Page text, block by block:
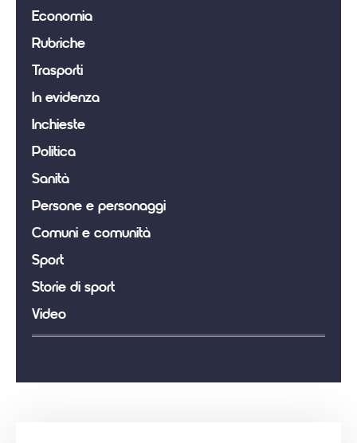
Economia
Rubriche
Trasporti
In evidenza
Inchieste
Politica
Sanità
Persone e personaggi
Comuni e comunità
Sport
Storie di sport
Video